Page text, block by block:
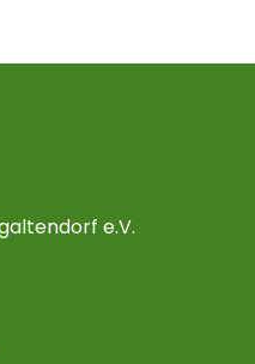
e.V.